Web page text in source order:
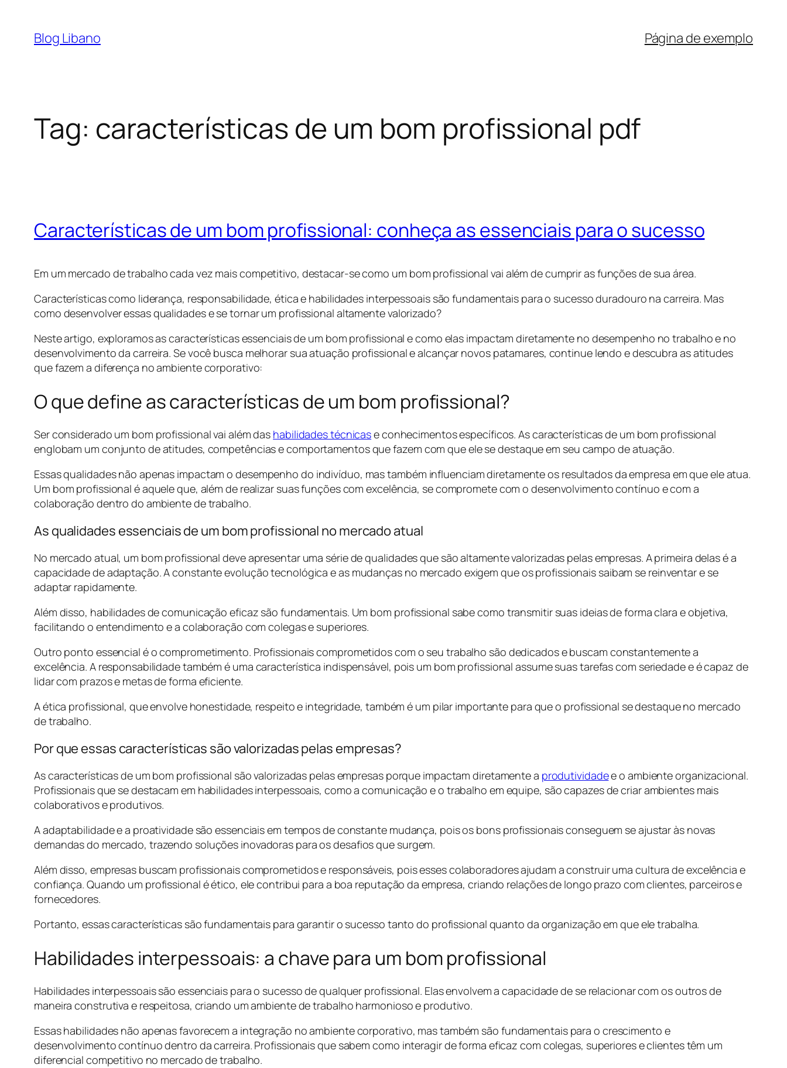
Blog Libano Página de exemplo
Tag: características de um bom profissional pdf
Características de um bom profissional: conheça as essenciais para o sucesso
Em um mercado de trabalho cada vez mais competitivo, destacar-se como um bom profissional vai além de cumprir as funções de sua área.
Características como liderança, responsabilidade, ética e habilidades interpessoais são fundamentais para o sucesso duradouro na carreira. Mas
como desenvolver essas qualidades e se tornar um profissional altamente valorizado?
Neste artigo, exploramos as características essenciais de um bom profissional e como elas impactam diretamente no desempenho no trabalho e no
desenvolvimento da carreira. Se você busca melhorar sua atuação profissional e alcançar novos patamares, continue lendo e descubra as atitudes
que fazem a diferença no ambiente corporativo:
O que define as características de um bom profissional?
Ser considerado um bom profissional vai além das habilidades técnicase conhecimentos específicos. As características de um bom profissional
englobam um conjunto de atitudes, competências e comportamentos que fazem com que ele se destaque em seu campo de atuação.
Essas qualidades não apenas impactam o desempenho do indivíduo, mas também influenciam diretamente os resultados da empresa em que ele atua.
Um bom profissional é aquele que, além de realizar suas funções com excelência, se compromete com o desenvolvimento contínuo e com a
colaboração dentro do ambiente de trabalho.
As qualidades essenciais de um bom profissional no mercado atual
No mercado atual, um bom profissional deve apresentar uma série de qualidades que são altamente valorizadas pelas empresas. A primeira delas é a
capacidade de adaptação. A constante evolução tecnológica e as mudanças no mercado exigem que os profissionais saibam se reinventar e se
adaptar rapidamente.
Além disso, habilidades de comunicação eficaz são fundamentais. Um bom profissional sabe como transmitir suas ideias de forma clara e objetiva,
facilitando o entendimento e a colaboração com colegas e superiores.
Outro ponto essencial é o comprometimento. Profissionais comprometidos com o seu trabalho são dedicados e buscam constantemente a
excelência. A responsabilidade também é uma característica indispensável, pois um bom profissional assume suas tarefas com seriedade e é capaz de
lidar com prazos e metas de forma eficiente.
A ética profissional, que envolve honestidade, respeito e integridade, também é um pilar importante para que o profissional se destaque no mercado
de trabalho.
Por que essas características são valorizadas pelas empresas?
As características de um bom profissional são valorizadas pelas empresas porque impactam diretamente a produtividadee o ambiente organizacional.
Profissionais que se destacam em habilidades interpessoais, como a comunicação e o trabalho em equipe, são capazes de criar ambientes mais
colaborativos e produtivos.
A adaptabilidade e a proatividade são essenciais em tempos de constante mudança, pois os bons profissionais conseguem se ajustar às novas
demandas do mercado, trazendo soluções inovadoras para os desafios que surgem.
Além disso, empresas buscam profissionais comprometidos e responsáveis, pois esses colaboradores ajudam a construir uma cultura de excelência e
confiança. Quando um profissional é ético, ele contribui para a boa reputação da empresa, criando relações de longo prazo com clientes, parceiros e
fornecedores.
Portanto, essas características são fundamentais para garantir o sucesso tanto do profissional quanto da organização em que ele trabalha.
Habilidades interpessoais: a chave para um bom profissional
Habilidades interpessoais são essenciais para o sucesso de qualquer profissional. Elas envolvem a capacidade de se relacionar com os outros de
maneira construtiva e respeitosa, criando um ambiente de trabalho harmonioso e produtivo.
Essas habilidades não apenas favorecem a integração no ambiente corporativo, mas também são fundamentais para o crescimento e
desenvolvimento contínuo dentro da carreira. Profissionais que sabem como interagir de forma eficaz com colegas, superiores e clientes têm um
diferencial competitivo no mercado de trabalho.